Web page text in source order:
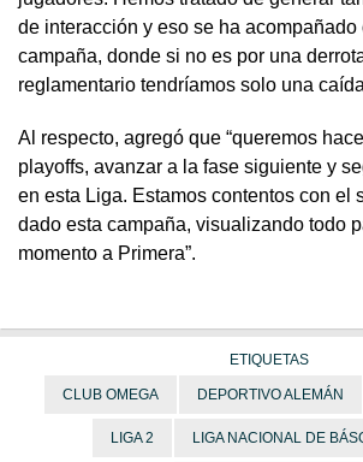
de interacción y eso se ha acompañado
campaña, donde si no es por una
reglamentario tendríamos solo una
Al respecto, agregó que “queremos
playoffs, avanzar a la fase siguiente y
en esta Liga. Estamos contentos con el
dado esta campaña, visualizando todo
momento a Primera”.
ETIQUETAS
CLUB OMEGA DEPORTIVO ALEMÁN
LIGA 2 LIGA NACIONAL DE